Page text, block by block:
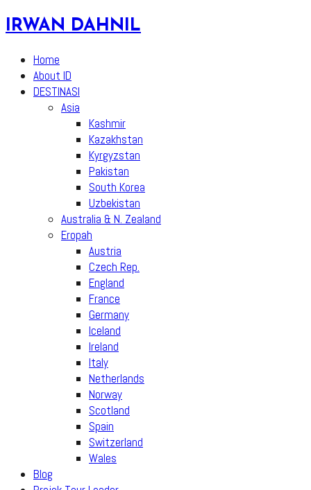
Skip
to
content
IRWAN DAHNIL
Home
About ID
DESTINASI
Asia
Kashmir
Kazakhstan
Kyrgyzstan
Pakistan
South Korea
Uzbekistan
Australia & N. Zealand
Eropah
Austria
Czech Rep.
England
France
Germany
Iceland
Ireland
Italy
Netherlands
Norway
Scotland
Spain
Switzerland
Wales
Blog